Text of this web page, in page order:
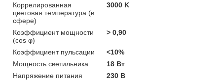
Коррелированная
цветовая температура (в
сфере)
3000 K
Коэффициент мощности
(cos φ)
> 0,90
Коэффициент пульсации
<10%
Мощность светильника
18 Вт
Напряжение питания
230 В